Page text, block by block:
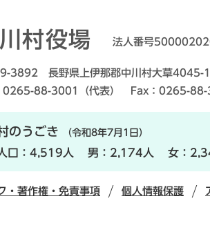
村役場 法人番号
3892 長野県上伊那郡中川村大草4045-1
0265-88-3001（代表） Fax：0265-88-
のうごき （令和8年7月1日）
口： 4,519人 男： 2,174人 女：
・著作権・免責事項 個人情報保護